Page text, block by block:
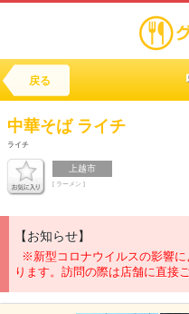
戻る
中華そば ライチ
ライチ
上越市
[ ラーメン ]
【お知らせ】
※新型コロナウイルスの影響に
ります。訪問の際は店舗に直接